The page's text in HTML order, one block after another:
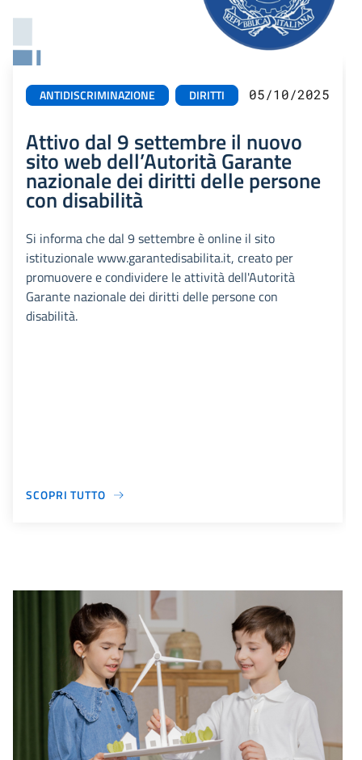
ANTIDISCRIMINAZIONE DIRITTI 05/10/2025
Attivo dal 9 settembre il nuovo
sito web dell’Autorità Garante
nazionale dei diritti delle persone
con disabilità
Si informa che dal 9 settembre è online il sito
istituzionale www.garantedisabilita.it, creato per
promuovere e condividere le attività dell'Autorità
Garante nazionale dei diritti delle persone con
disabilità.
SCOPRI TUTTO